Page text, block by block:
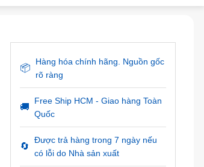
📦
Hàng hóa chính hãng. Nguồn gốc
rõ ràng
🚚
Free Ship HCM - Giao hàng Toàn
Quốc
🔄
Được trả hàng trong 7 ngày nếu
có lỗi do Nhà sản xuất